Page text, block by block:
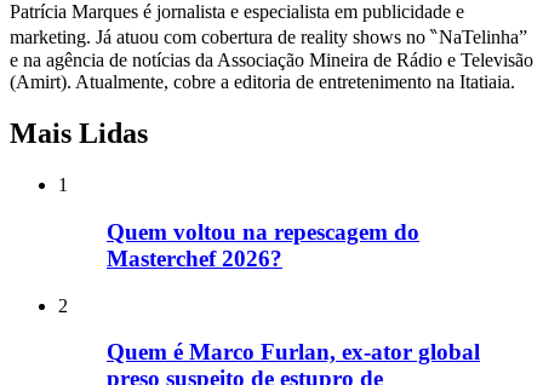
Patrícia Marques é jornalista e especialista em publicidade e
marketing. Já atuou com cobertura de reality shows no ‶NaTelinha”
e na agência de notícias da Associação Mineira de Rádio e Televisão
(Amirt). Atualmente, cobre a editoria de entretenimento na Itatiaia.
Mais Lidas
1
Quem voltou na repescagem do
Masterchef 2026?
2
Quem é Marco Furlan, ex-ator global
preso suspeito de estupro de